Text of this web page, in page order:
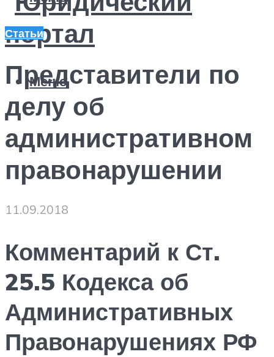
Меню
Статьи
Представители по
делу об
административном
правонарушении
11.09.2018
Комментарий к Ст.
25.5 Кодекса об
Административных
Правонарушениях РФ